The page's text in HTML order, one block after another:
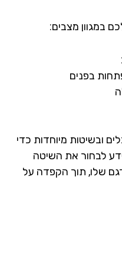
מצבים:
בפנים
מיוחדות כדי
את השיטה
תוך הקפדה על